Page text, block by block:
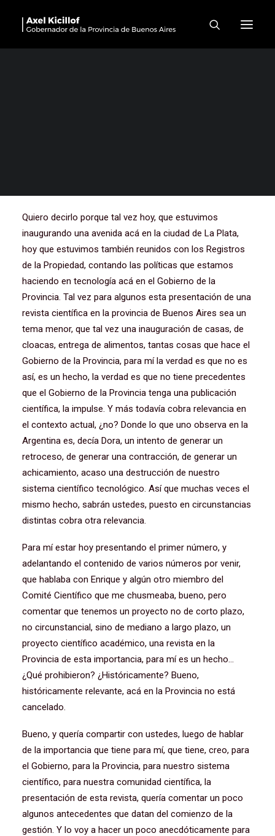
Presentación de la revista
Perspectivas Bonaerenses
Quiero decirlo porque tal vez hoy, que estuvimos
inaugurando una avenida acá en la ciudad de La Plata,
hoy que estuvimos también reunidos con los Registros
de la Propiedad, contando las políticas que estamos
haciendo en tecnología acá en el Gobierno de la
Provincia. Tal vez para algunos esta presentación de una
revista científica en la provincia de Buenos Aires sea un
tema menor, que tal vez una inauguración de casas, de
cloacas, entrega de alimentos, tantas cosas que hace el
Gobierno de la Provincia, para mí la verdad es que no es
así, es un hecho, la verdad es que no tiene precedentes
que el Gobierno de la Provincia tenga una publicación
científica, la impulse. Y más todavía cobra relevancia en
el contexto actual, ¿no? Donde lo que uno observa en la
Argentina es, decía Dora, un intento de generar un
retroceso, de generar una contracción, de generar un
achicamiento, acaso una destrucción de nuestro
sistema científico tecnológico. Así que muchas veces el
mismo hecho, sabrán ustedes, puesto en circunstancias
distintas cobra otra relevancia.
Para mí estar hoy presentando el primer número, y
adelantando el contenido de varios números por venir,
que hablaba con Enrique y algún otro miembro del
Comité Científico que me chusmeaba, bueno, pero
comentar que tenemos un proyecto no de corto plazo,
no circunstancial, sino de mediano a largo plazo, un
proyecto científico académico, una revista en la
Provincia de esta importancia, para mí es un hecho…
¿Qué prohibieron? ¿Históricamente? Bueno,
históricamente relevante, acá en la Provincia no está
cancelado.
Bueno, y quería compartir con ustedes, luego de hablar
de la importancia que tiene para mí, que tiene, creo, para
el Gobierno, para la Provincia, para nuestro sistema
científico, para nuestra comunidad científica, la
presentación de esta revista, quería comentar un poco
algunos antecedentes que datan del comienzo de la
gestión. Y lo voy a hacer un poco anecdóticamente para